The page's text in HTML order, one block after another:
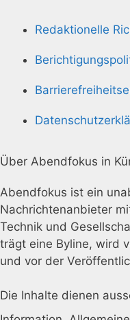
Redaktionelle
Über Abendfokus in
Abendfokus ist ein
Nachrichtenanbieter
Technik und
trägt eine Byline, wird
und vor der
Die Inhalte dienen